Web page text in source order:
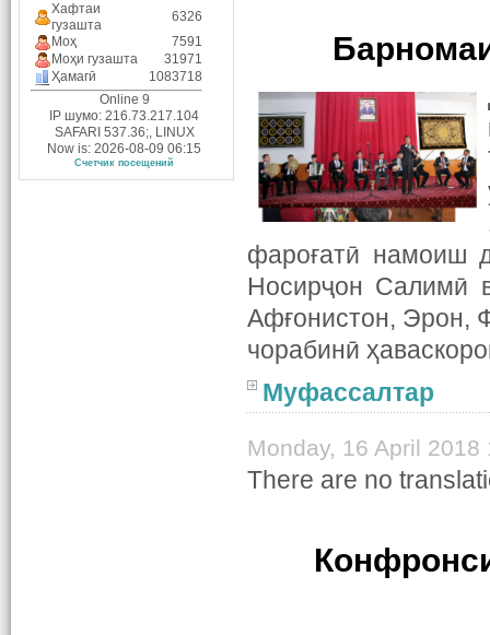
Хафтаи
гузашта
6326
Моҳ
7591
Моҳи гузашта
31971
Ҳамагӣ
1083718
Online 9
IP шумо: 216.73.217.104
SAFARI 537.36;, LINUX
Now is: 2026-08-09 06:15
Счетчик посещений
фароғатӣ намоиш
Носирҷон Салимӣ
Афғонистон, Эрон,
чорабинӣ
Муфассалтар
Monday, 16 April 2018
There are no